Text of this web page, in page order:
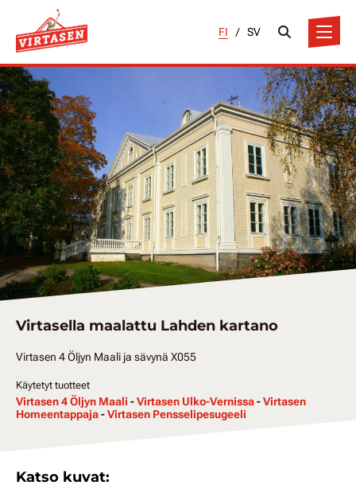
FI / SV
Virtasella maalattu Lahden kartano
Virtasen 4 Öljyn Maali ja sävynä X055
Käytetyt tuotteet
Virtasen 4 Öljyn Maali -Virtasen Ulko-Vernissa-Virtasen
Homeentappaja-Virtasen Pensselipesugeeli
Katso kuvat: